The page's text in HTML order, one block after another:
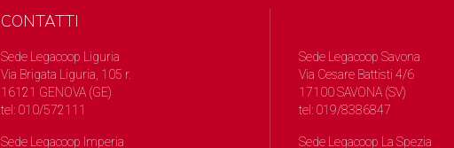
CONTATTI
Sede Legacoop Liguria
Via Brigata Liguria, 105 r.
16121 GENOVA (GE)
tel: 010/572111
Sede Legacoop Imperia
Sede Legacoop Savona
Via Cesare Battisti 4/6
17100 SAVONA (SV)
tel: 019/8386847
Sede Legacoop La Spezia